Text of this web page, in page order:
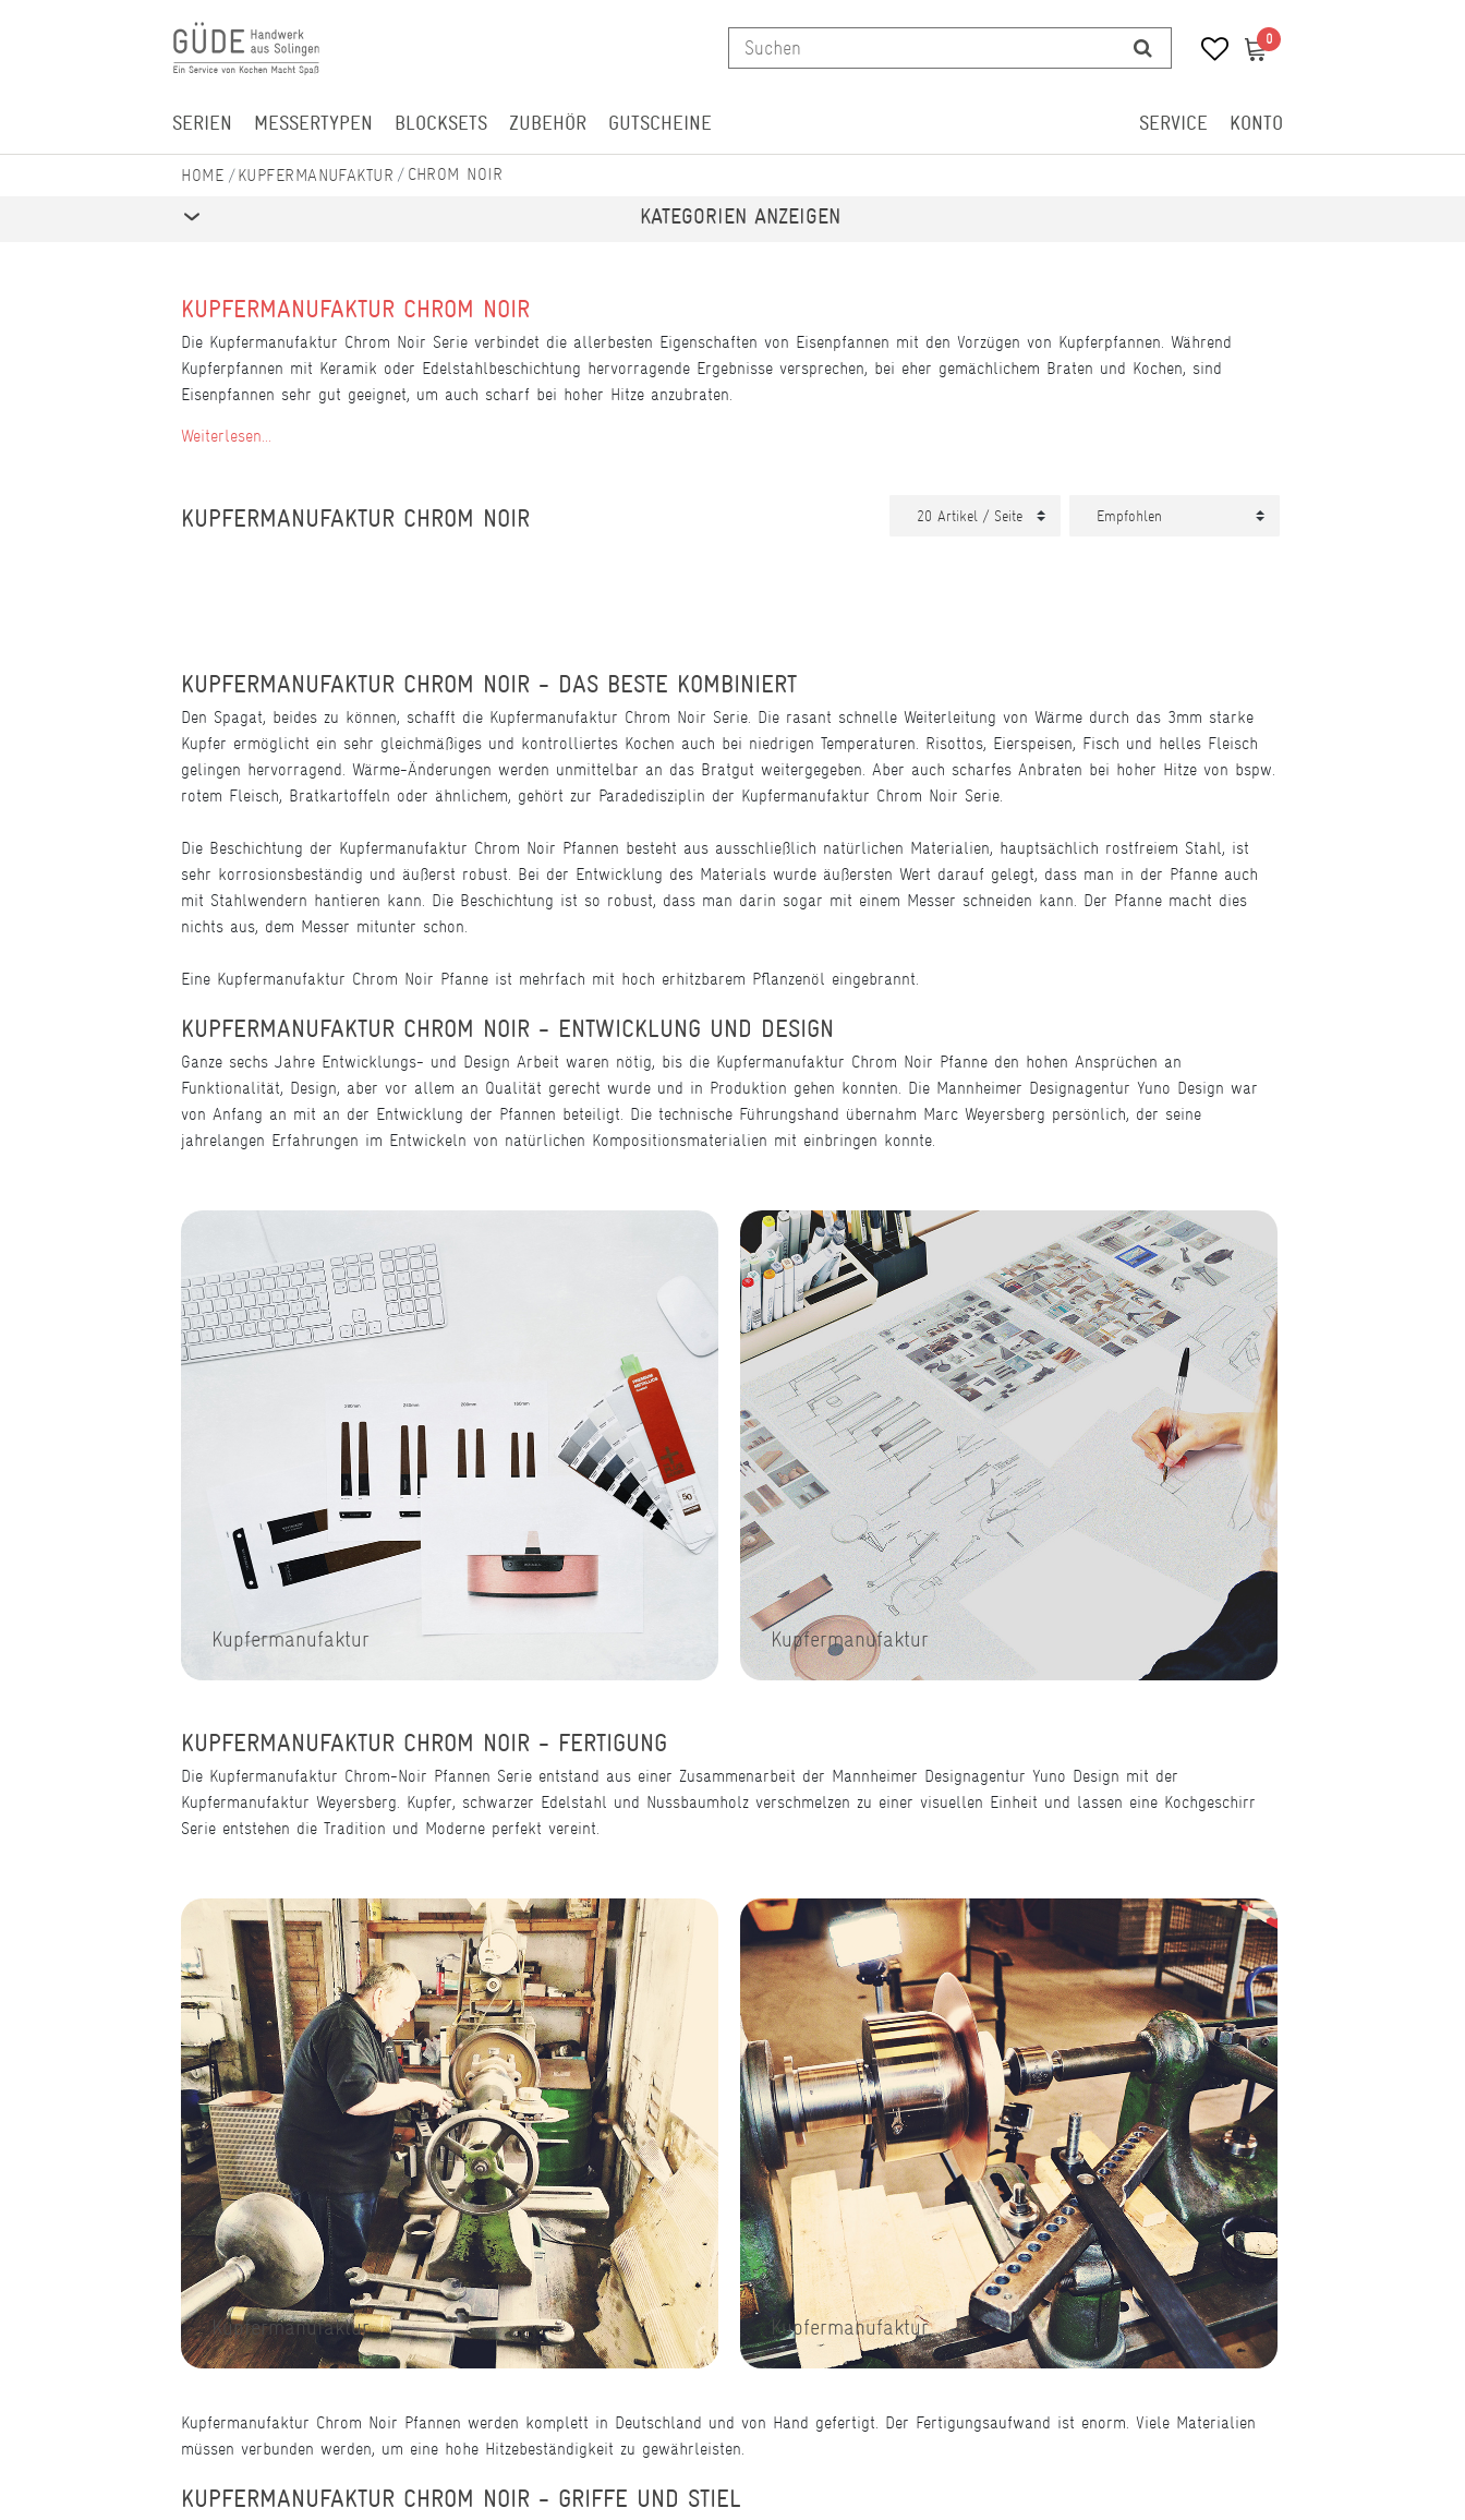
0 0
SERIEN MESSERTYPEN BLOCKSETS ZUBEHÖR GUTSCHEINE SERVICE KONTO
KUPFERMANUFAKTUR CHROM NOIR
KATEGORIEN ANZEIGEN
KUPFERMANUFAKTUR CHROM NOIR
Die Kupfermanufaktur Chrom Noir Serie verbindet die allerbesten Eigenschaften von Eisenpfannen mit den Vorzügen von Kupferpfannen. Während
Kupferpfannen mit Keramik oder Edelstahlbeschichtung hervorragende Ergebnisse versprechen, bei eher gemächlichem Braten und Kochen, sind
Eisenpfannen sehr gut geeignet, um auch scharf bei hoher Hitze anzubraten.
Weiterlesen...
KUPFERMANUFAKTUR CHROM NOIR
KUPFERMANUFAKTUR CHROM NOIR - DAS BESTE KOMBINIERT
Den Spagat, beides zu können, schafft die Kupfermanufaktur Chrom Noir Serie. Die rasant schnelle Weiterleitung von Wärme durch das 3mm starke
Kupfer ermöglicht ein sehr gleichmäßiges und kontrolliertes Kochen auch bei niedrigen Temperaturen. Risottos, Eierspeisen, Fisch und helles Fleisch
gelingen hervorragend. Wärme-Änderungen werden unmittelbar an das Bratgut weitergegeben. Aber auch scharfes Anbraten bei hoher Hitze von bspw.
rotem Fleisch, Bratkartoffeln oder ähnlichem, gehört zur Paradedisziplin der Kupfermanufaktur Chrom Noir Serie.
Die Beschichtung der Kupfermanufaktur Chrom Noir Pfannen besteht aus ausschließlich natürlichen Materialien, hauptsächlich rostfreiem Stahl, ist
sehr korrosionsbeständig und äußerst robust. Bei der Entwicklung des Materials wurde äußersten Wert darauf gelegt, dass man in der Pfanne auch
mit Stahlwendern hantieren kann. Die Beschichtung ist so robust, dass man darin sogar mit einem Messer schneiden kann. Der Pfanne macht dies
nichts aus, dem Messer mitunter schon.
Eine Kupfermanufaktur Chrom Noir Pfanne ist mehrfach mit hoch erhitzbarem Pflanzenöl eingebrannt.
KUPFERMANUFAKTUR CHROM NOIR - ENTWICKLUNG UND DESIGN
Ganze sechs Jahre Entwicklungs- und Design Arbeit waren nötig, bis die Kupfermanufaktur Chrom Noir Pfanne den hohen Ansprüchen an
Funktionalität, Design, aber vor allem an Qualität gerecht wurde und in Produktion gehen konnten. Die Mannheimer Designagentur Yuno Design war
von Anfang an mit an der Entwicklung der Pfannen beteiligt. Die technische Führungshand übernahm Marc Weyersberg persönlich, der seine
jahrelangen Erfahrungen im Entwickeln von natürlichen Kompositionsmaterialien mit einbringen konnte.
Kupfermanufaktur Kupfermanufaktur
KUPFERMANUFAKTUR CHROM NOIR - FERTIGUNG
Die Kupfermanufaktur Chrom-Noir Pfannen Serie entstand aus einer Zusammenarbeit der Mannheimer Designagentur Yuno Design mit der
Kupfermanufaktur Weyersberg. Kupfer, schwarzer Edelstahl und Nussbaumholz verschmelzen zu einer visuellen Einheit und lassen eine Kochgeschirr
Serie entstehen die Tradition und Moderne perfekt vereint.
Kupfermanufaktur Kupfermanufaktur
Kupfermanufaktur Chrom Noir Pfannen werden komplett in Deutschland und von Hand gefertigt. Der Fertigungsaufwand ist enorm. Viele Materialien
müssen verbunden werden, um eine hohe Hitzebeständigkeit zu gewährleisten.
KUPFERMANUFAKTUR CHROM NOIR - GRIFFE UND STIEL